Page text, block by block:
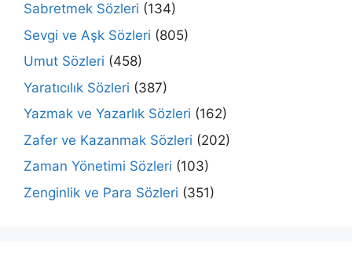
Sabretmek Sözleri (134)
Sevgi ve Aşk Sözleri (805)
Umut Sözleri (458)
Yaratıcılık Sözleri (387)
Yazmak ve Yazarlık Sözleri (162)
Zafer ve Kazanmak Sözleri (202)
Zaman Yönetimi Sözleri (103)
Zenginlik ve Para Sözleri (351)